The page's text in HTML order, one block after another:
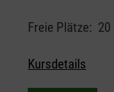
Freie Plätze: 20
Kursdetails